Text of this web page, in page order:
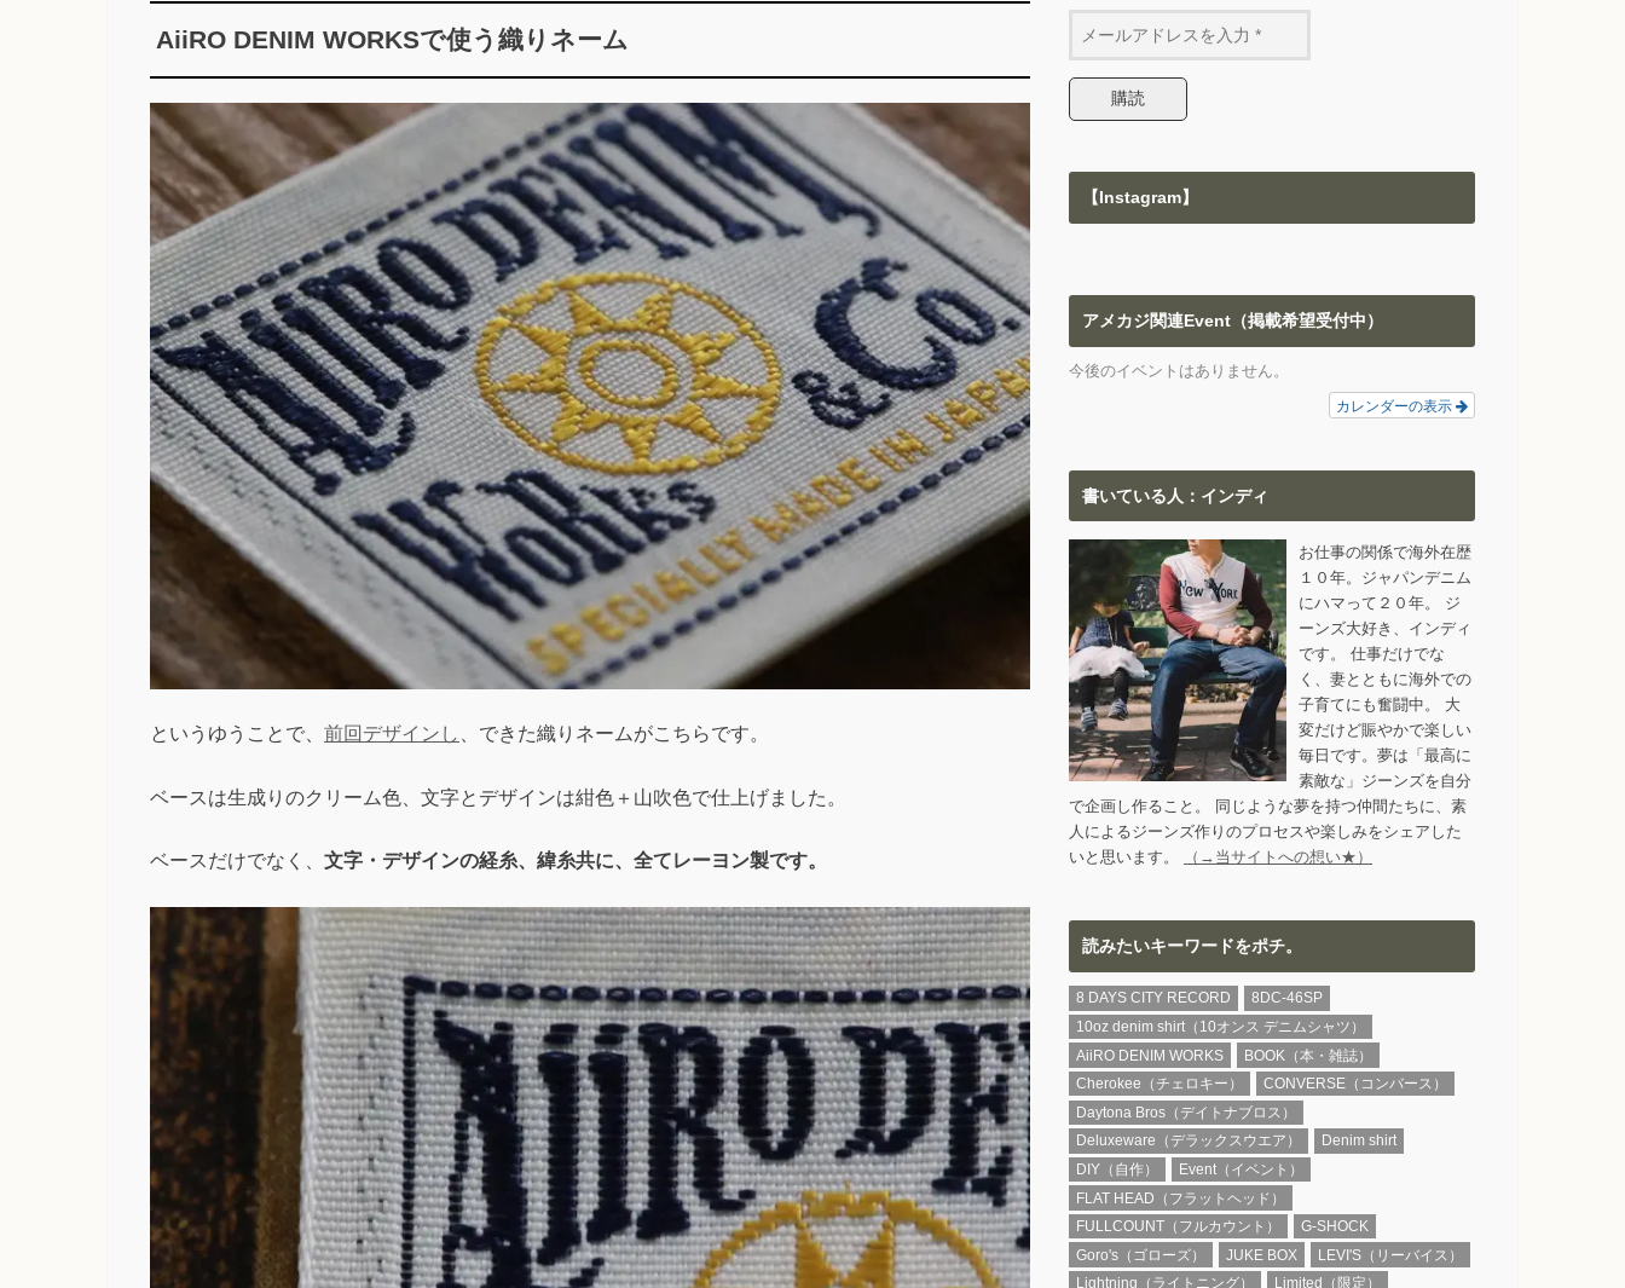
AiiRO DENIM WORKSで使う織りネーム
というゆうことで、 前回デザインし 、できた織りネームがこちらです。
ベースは生成りのクリーム色、文字とデザインは紺色＋山吹色で仕上げました。
ベースだけでなく、 文字・デザインの経糸、緯糸共に、全てレーヨン製です。
【Instagram】
アメカジ関連Event（掲載希望受付中）
今後のイベントはありません。
カレンダーの表示
書いている人：インディ
お仕事の関係で海外在歴
１０年。ジャパンデニム
にハマって２０年。 ジ
ーンズ大好き、インディ
です。 仕事だけでな
く、妻とともに海外での
子育てにも奮闘中。 大
変だけど賑やかで楽しい
毎日です。夢は「最高に
素敵な」ジーンズを自分
で企画し作ること。 同じような夢を持つ仲間たちに、素
人によるジーンズ作りのプロセスや楽しみをシェアした
いと思います。
（→当サイトへの想い★）
読みたいキーワードをポチ。
8 DAYS CITY RECORD
8DC-46SP
10oz denim shirt（10オンス デニムシャツ）
AiiRO DENIM WORKS
BOOK（本・雑誌）
Cherokee（チェロキー）
CONVERSE（コンバース）
Daytona Bros（デイトナブロス）
Deluxeware（デラックスウエア）
Denim shirt
DIY（自作）
Event（イベント）
FLAT HEAD（フラットヘッド）
FULLCOUNT（フルカウント）
G-SHOCK
Goro's（ゴローズ）
JUKE BOX
LEVI'S（リーバイス）
Lightning（ライトニング）
Limited（限定）